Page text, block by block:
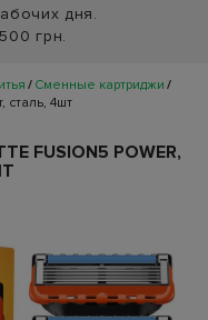
дня.
грн.
Сменные картриджи
4шт
FUSION5 POWER,